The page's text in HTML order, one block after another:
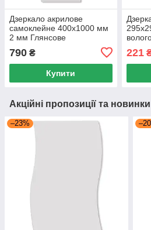
Дзеркало акрилове
самоклейне 400х1000 мм
2 мм Глянсове
вологостійке, самоклейне
дзеркало для ванної
790 ₴
Купити
221
Акційні пропозиції та новинки
–23%